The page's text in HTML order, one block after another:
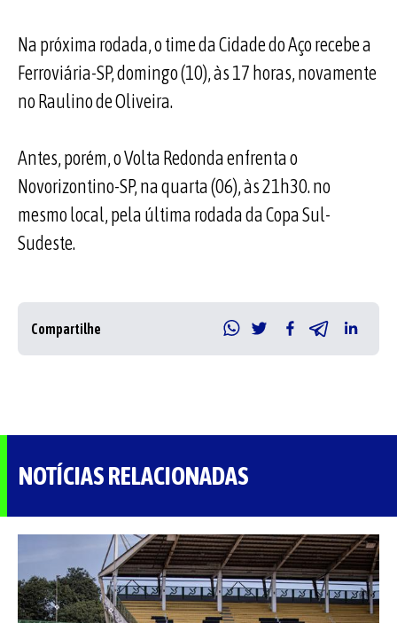
Na próxima rodada, o time da Cidade do Aço recebe a
Ferroviária-SP, domingo (10), às 17 horas, novamente
no Raulino de Oliveira.
Antes, porém, o Volta Redonda enfrenta o
Novorizontino-SP, na quarta (06), às 21h30. no
mesmo local, pela última rodada da Copa Sul-
Sudeste.
Compartilhe
NOTÍCIAS RELACIONADAS